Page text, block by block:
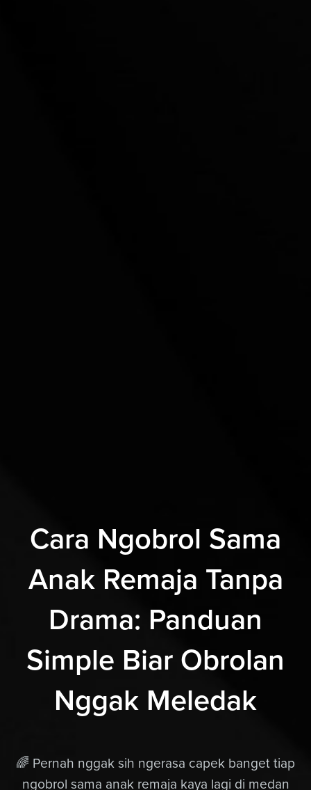
Cara Ngobrol Sama
Anak Remaja Tanpa
Drama: Panduan
Simple Biar Obrolan
Nggak Meledak
🌈 Pernah nggak sih ngerasa capek banget tiap
ngobrol sama anak remaja kaya lagi di medan